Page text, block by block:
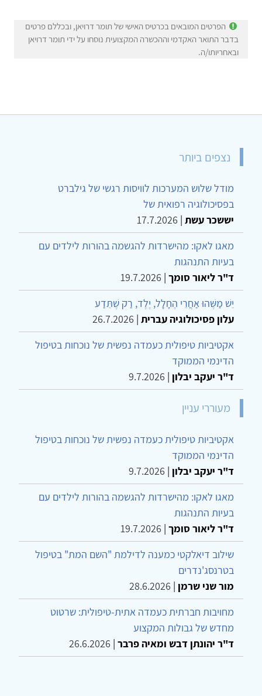
הפרטים המובאים בכרטיס האישי של תומר דרויאן, ובכללם פרטים
בדבר התואר האקדמי וההכשרה המקצועית נוסחו על ידי תומר דרויאן
ובאחריותו/ה.
נצפים ביותר
מודל שלוש המערכות לוויסות רגשי של גילברט
בפסיכולוגיה רפואית של
יששכר עשת |
17.7.2026
מאגו לאקו: מהישרדות להגשמה בהורות לילדים עם
בעיות התנהגות
ד"ר ליאור סומך |
19.7.2026
יֵשׁ מַשֶּׁהוּ אַחֲרֵי הֶחָלָל, יֶלֶד, רַק שֶׁתֵּדַע
עלון פסיכולוגיה עברית |
26.7.2026
אקטיביות טיפולית כעמדה נפשית של נוכחות בטיפול
הדינמי הממוקד
ד"ר יעקב יבלון |
9.7.2026
מעוררי עניין
אקטיביות טיפולית כעמדה נפשית של נוכחות בטיפול
הדינמי הממוקד
ד"ר יעקב יבלון |
9.7.2026
מאגו לאקו: מהישרדות להגשמה בהורות לילדים עם
בעיות התנהגות
ד"ר ליאור סומך |
19.7.2026
שילוב דיאלקטי כמענה לדילמת "השם המת" בטיפול
בטרנסג'נדרים
מור שני שרמן |
28.6.2026
מחויבות חברתית כעמדה אתית-טיפולית: שרטוט
מחדש של גבולות המקצוע
ד"ר יהונתן דבש ומאיה פרבר |
26.6.2026